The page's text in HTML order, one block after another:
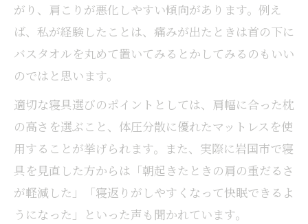
寝具の高さや硬さが肩こりに与える影響と
は
専門家が教える肩こりに強い寝具の特徴ま
とめ
朝の不快感は寝具選びで変わる理由
肩こりと朝の目覚めの関係を徹底解説
寝具の種類が肩こりと体調に与える効果と
は
肩こり解消には寝具の見直しが重要な理由
快適な寝具が肩こり軽減と朝の爽快感に直
がり、肩こりが悪化しやすい傾向があります。例え
ば、私が経験したことは、痛みが出たときは首の下に
バスタオルを丸めて置いてみるとかしてみるのもいい
のではと思います。
適切な寝具選びのポイントとしては、肩幅に合った枕
の高さを選ぶこと、体圧分散に優れたマットレスを使
用することが挙げられます。また、実際に岩国市で寝
具を見直した方からは「朝起きたときの肩の重だるさ
が軽減した」「寝返りがしやすくなって快眠できるよ
うになった」といった声も聞かれています。